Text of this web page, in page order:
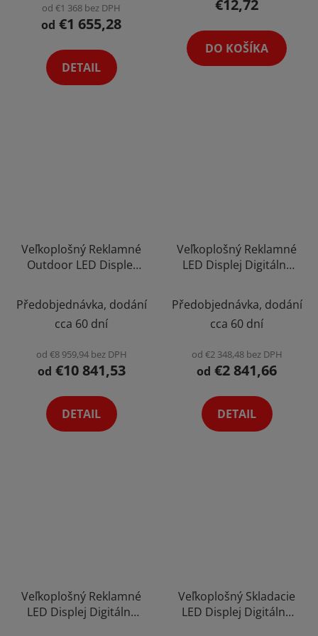
od €1 368 bez DPH
od €1 655,28
DETAIL
je
z
€12,72
DO KOŠÍKA
Veľkoplošný Reklamné
Outdoor LED Displej
Nástenný Banner
Stage Obrazovka P3.91
Pixel Možnosť
Předobjednávka, dodání
cca 60 dní
od €8 959,94 bez DPH
od €10 841,53
DETAIL
Veľkoplošný Reklamné
LED Displej Digitálny
Obrazovka P1.953 Pixel
Možnosť Customizácie
Předobjednávka, dodání
cca 60 dní
od €2 348,48 bez DPH
od €2 841,66
DETAIL
Veľkoplošný Reklamné
LED Displej Digitálny
Veľkoplošný Skladacie
LED Displej Digitálne